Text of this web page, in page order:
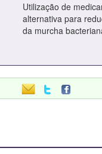
Utilização de
alternativa para
da murcha